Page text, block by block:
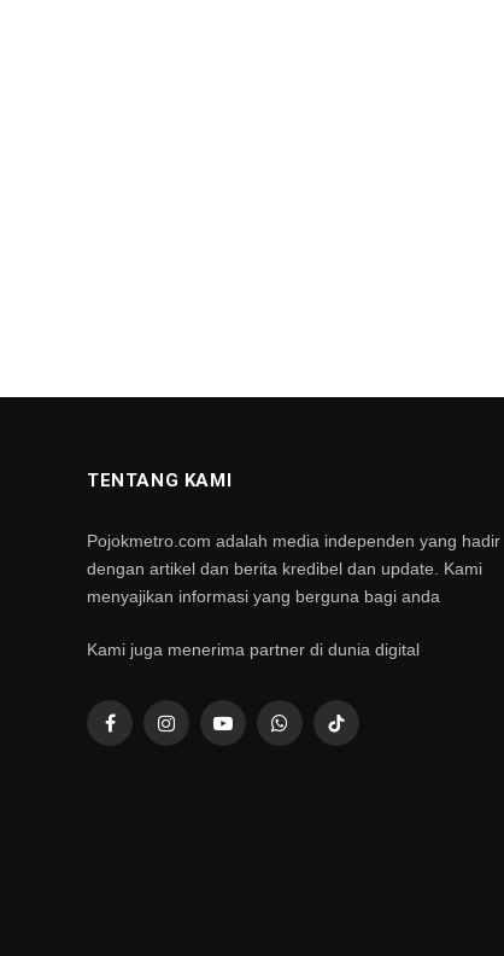
TENTANG KAMI
Pojokmetro.com adalah media independen yang hadir
dengan artikel dan berita kredibel dan update. Kami
menyajikan informasi yang berguna bagi anda
Kami juga menerima partner di dunia digital
FacebookInstagramYouTubeWhatsAppTikTok